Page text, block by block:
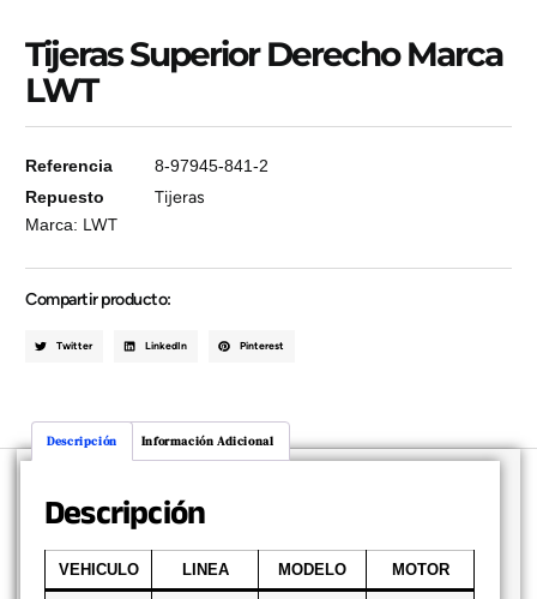
Tijeras Superior Derecho Marca
LWT
Referencia
8-97945-841-2
Repuesto
Tijeras
Marca: LWT
Compartir producto:
Twitter LinkedIn Pinterest
Descripción Información Adicional
Descripción
VEHICULO LINEA MODELO MOTOR